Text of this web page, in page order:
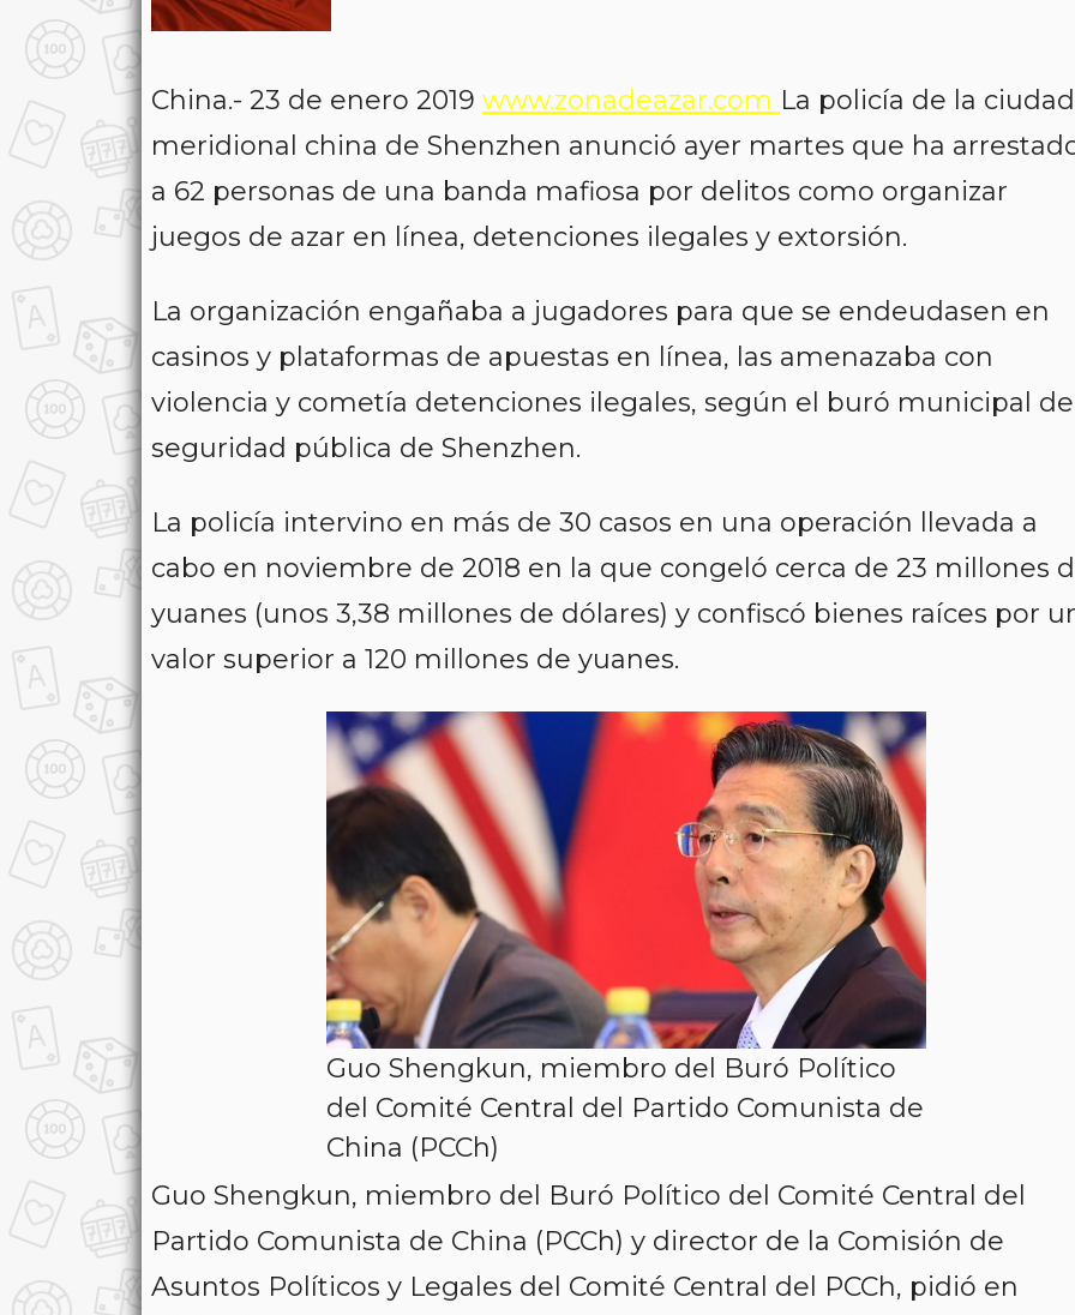
China.- 23 de enero 2019 www.zonadeazar.com La policía de la ciudad
meridional china de Shenzhen anunció ayer martes que ha
a 62 personas de una banda mafiosa por delitos como organizar
juegos de azar en línea, detenciones ilegales y extorsión.
La organización engañaba a jugadores para que se endeudasen en
casinos y plataformas de apuestas en línea, las amenazaba con
violencia y cometía detenciones ilegales, según el buró municipal de
seguridad pública de Shenzhen.
La policía intervino en más de 30 casos en una operación llevada a
cabo en noviembre de 2018 en la que congeló cerca de 23 millones
yuanes (unos 3,38 millones de dólares) y confiscó bienes raíces por
valor superior a 120 millones de yuanes.
Guo Shengkun, miembro del Buró Político
del Comité Central del Partido Comunista de
China (PCCh)
Guo Shengkun, miembro del Buró Político del Comité Central del
Partido Comunista de China (PCCh) y director de la Comisión de
Asuntos Políticos y Legales del Comité Central del PCCh, pidió en